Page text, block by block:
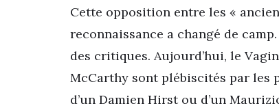
Cette opposition entre les «
reconnaissance a changé de
des critiques. Aujourd’hui, le
McCarthy sont plébiscités par les
d’un Damien Hirst ou d’un